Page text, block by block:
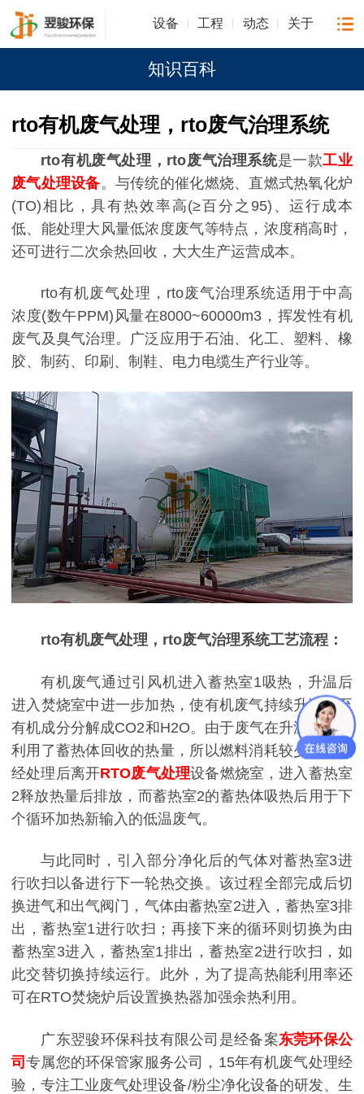
设备 工程 动态 关于
知识百科
rto有机废气处理，rto废气治理系统
rto有机废气处理，rto废气治理系统是一款工业
废气处理设备。与传统的催化燃烧、直燃式热氧化炉
(TO)相比，具有热效率高(≥百分之95)、运行成本
低、能处理大风量低浓度废气等特点，浓度稍高时，
还可进行二次余热回收，大大生产运营成本。
rto有机废气处理，rto废气治理系统适用于中高
浓度(数午PPM)风量在8000~60000m3，挥发性有机
废气及臭气治理。广泛应用于石油、化工、塑料、橡
胶、制药、印刷、制鞋、电力电缆生产行业等。
rto有机废气处理，rto废气治理系统工艺流程：
有机废气通过引风机进入蓄热室1吸热，升温后
进入焚烧室中进一步加热，使有机废气持续升温直至
有机成分分解成CO2和H2O。由于废气在升温过程中
利用了蓄热体回收的热量，所以燃料消耗较少。废气
经处理 后离开RTO废气处理设备燃烧室，进入蓄热室
2释放热量后排放，而蓄热室2的蓄热体吸热后用于下
个循环加热新输入的低温废气。
与此同时，引入部分净化后的气体对蓄热室3进
行吹扫以备进行下一轮热交换。该过程全部完成后切
换进气和出气阀门，气体由蓄热室2进入，蓄热室3排
出，蓄热室1进行吹扫；再接下来的循环则切换为由
蓄热室3进入，蓄热室1排出，蓄热室2进行吹扫，如
此交替切换持续运行。此外，为了提高热能利用率还
可在RTO焚烧炉后设置换热器加强余热利用。
广东翌骏环保科技有限公司是经备案东莞环保公
司专属您的环保管家服务公司，15年有机废气处理经
验，专注工业废气处理设备/粉尘净化设备的研发、生